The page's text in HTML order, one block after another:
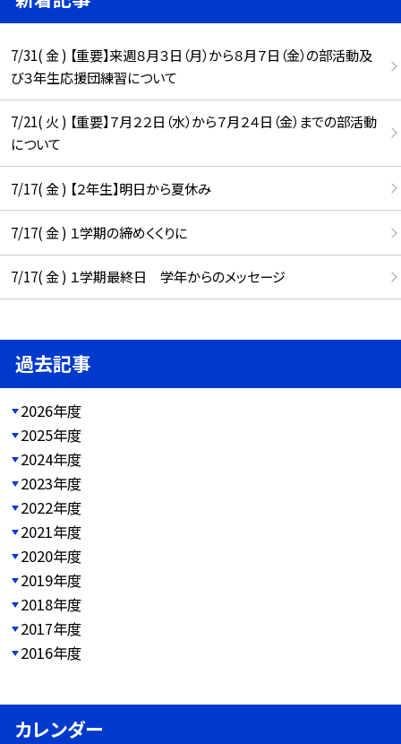
7/31( 金 ) 【重要】来週８月３日（月）から８月７日（金）の部活動及
び３年生応援団練習について
7/21( 火 ) 【重要】７月２２日（水）から７月２４日（金）までの部活動
について
7/17( 金 ) 【２年生】明日から夏休み
7/17( 金 ) １学期の締めくくりに
7/17( 金 ) １学期最終日 学年からのメッセージ
過去記事
2026年度
2025年度
2024年度
2023年度
2022年度
2021年度
2020年度
2019年度
2018年度
2017年度
2016年度
カレンダー